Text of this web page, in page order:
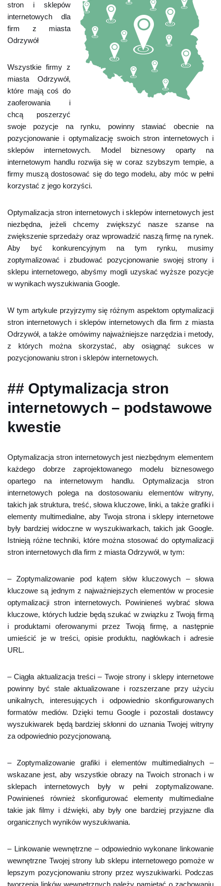
stron i sklepów
internetowych dla
firm z miasta
Odrzywół
Wszystkie firmy z
miasta Odrzywół,
które mają coś do
zaoferowania i
chcą poszerzyć
swoje pozycje na rynku, powinny stawiać obecnie na
pozycjonowanie i optymalizację swoich stron internetowych i
sklepów internetowych. Model biznesowy oparty na
internetowym handlu rozwija się w coraz szybszym tempie, a
firmy muszą dostosować się do tego modelu, aby móc w pełni
korzystać z jego korzyści.
Optymalizacja stron internetowych i sklepów internetowych jest
niezbędna, jeżeli chcemy zwiększyć nasze szanse na
zwiększenie sprzedaży oraz wprowadzić naszą firmę na rynek.
Aby być konkurencyjnym na tym rynku, musimy
zoptymalizować i zbudować pozycjonowanie swojej strony i
sklepu internetowego, abyśmy mogli uzyskać wyższe pozycje
w wynikach wyszukiwania Google.
W tym artykule przyjrzymy się różnym aspektom optymalizacji
stron internetowych i sklepów internetowych dla firm z miasta
Odrzywół, a także omówimy najważniejsze narzędzia i metody,
z których można skorzystać, aby osiągnąć sukces w
pozycjonowaniu stron i sklepów internetowych.
## Optymalizacja stron
internetowych – podstawowe
kwestie
Optymalizacja stron internetowych jest niezbędnym elementem
każdego dobrze zaprojektowanego modelu biznesowego
opartego na internetowym handlu. Optymalizacja stron
internetowych polega na dostosowaniu elementów witryny,
takich jak struktura, treść, słowa kluczowe, linki, a także grafiki i
elementy multimedialne, aby Twoja strona i sklepy internetowe
były bardziej widoczne w wyszukiwarkach, takich jak Google.
Istnieją różne techniki, które można stosować do optymalizacji
stron internetowych dla firm z miasta Odrzywół, w tym:
– Zoptymalizowanie pod kątem słów kluczowych – słowa
kluczowe są jednym z najważniejszych elementów w procesie
optymalizacji stron internetowych. Powinieneś wybrać słowa
kluczowe, których ludzie będą szukać w związku z Twoją firmą
i produktami oferowanymi przez Twoją firmę, a następnie
umieścić je w treści, opisie produktu, nagłówkach i adresie
URL.
– Ciągła aktualizacja treści – Twoje strony i sklepy internetowe
powinny być stale aktualizowane i rozszerzane przy użyciu
unikalnych, interesujących i odpowiednio skonfigurowanych
formatów mediów. Dzięki temu Google i pozostali dostawcy
wyszukiwarek będą bardziej skłonni do uznania Twojej witryny
za odpowiednio pozycjonowaną.
– Zoptymalizowanie grafiki i elementów multimedialnych –
wskazane jest, aby wszystkie obrazy na Twoich stronach i w
sklepach internetowych były w pełni zoptymalizowane.
Powinieneś również skonfigurować elementy multimedialne
takie jak filmy i dźwięki, aby były one bardziej przyjazne dla
organicznych wyników wyszukiwania.
– Linkowanie wewnętrzne – odpowiednio wykonane linkowanie
wewnętrzne Twojej strony lub sklepu internetowego pomoże w
lepszym pozycjonowaniu strony przez wyszukiwarki. Podczas
tworzenia linków wewnętrznych należy pamiętać o zachowaniu